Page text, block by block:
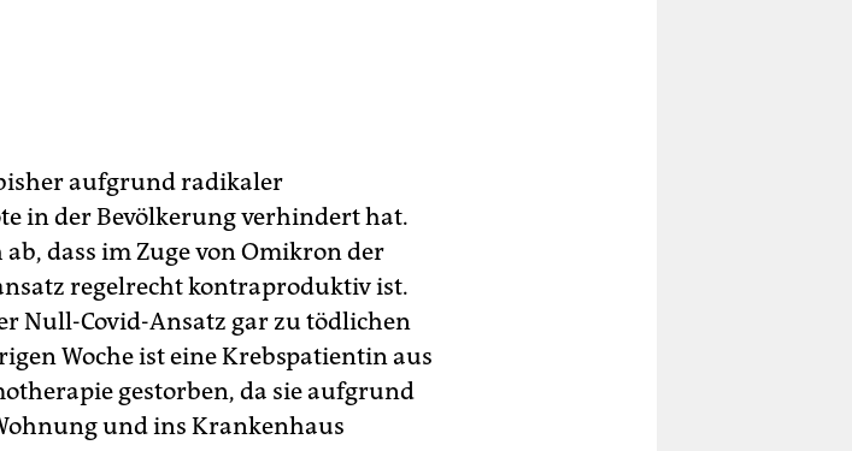
aufgrund radikaler
in der Bevölkerung verhindert hat.
dass im Zuge von Omikron der
regelrecht kontraproduktiv ist.
Null-Covid-Ansatz gar zu tödlichen
Woche ist eine Krebspatientin aus
gestorben, da sie aufgrund
und ins Krankenhaus